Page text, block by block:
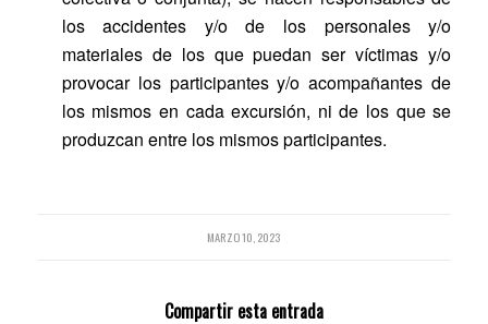
los accidentes y/o de los personales y/o
materiales de los que puedan ser víctimas y/o
provocar los participantes y/o acompañantes de
los mismos en cada excursión, ni de los que se
produzcan entre los mismos participantes.
MARZO 10, 2023
Compartir esta entrada